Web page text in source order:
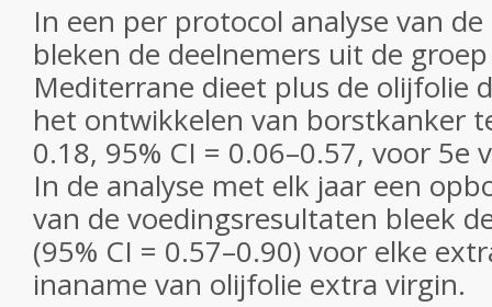
In een per protocol analyse van
bleken de deelnemers uit de
Mediterrane dieet plus de olijfolie
het ontwikkelen van borstkanker
0.18, 95% CI = 0.06–0.57, voor 5e
In de analyse met elk jaar een
van de voedingsresultaten bleek
(95% CI = 0.57–0.90) voor elke
inaname van olijfolie extra virgin.